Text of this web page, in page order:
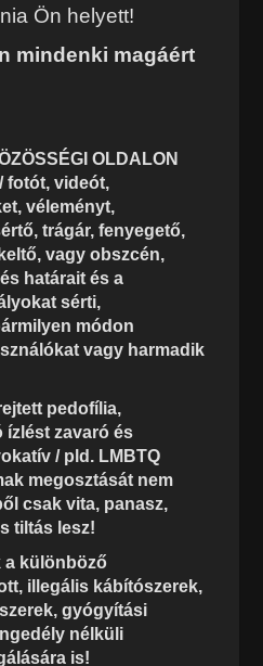
Ön helyett!
mindenki magáért
OLDALON
fotót, videót,
véleményt,
trágár, fenyegető,
vagy obszcén,
határait és a
sérti,
módon
vagy harmadik
pedofília,
ízlést zavaró és
/ pld. LMBTQ
megosztását nem
csak vita, panasz,
tiltás lesz!
a különböző
illegális kábítószerek,
gyógyítási
nélküli
is!